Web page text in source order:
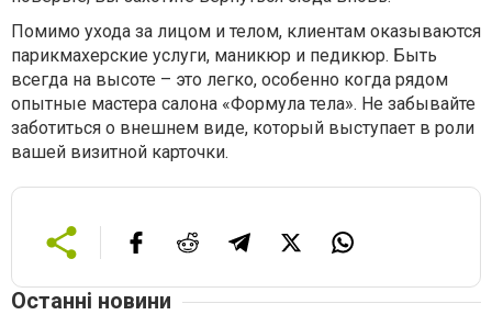
Помимо ухода за лицом и телом, клиентам оказываются
парикмахерские услуги, маникюр и педикюр. Быть
всегда на высоте – это легко, особенно когда рядом
опытные мастера салона «Формула тела». Не забывайте
заботиться о внешнем виде, который выступает в роли
вашей визитной карточки.
Останні новини